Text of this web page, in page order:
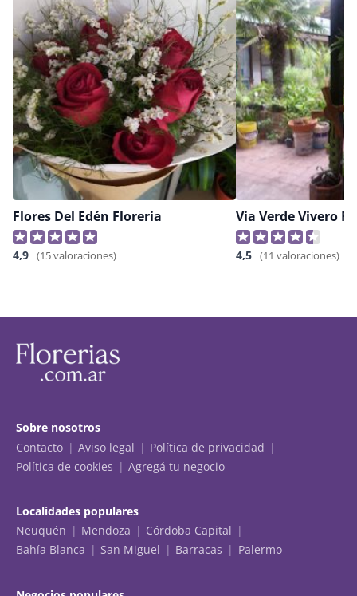
Flores Del Edén Floreria
4,9 (15 valoraciones)
Via Verde Vivero
4,5 (11 valoraciones)
Sobre nosotros
Contacto
Aviso legal
Política de privacidad
Política de cookies
Agregá tu negocio
Localidades populares
Neuquén
Mendoza
Córdoba Capital
Bahía Blanca
San Miguel Barracas Palermo